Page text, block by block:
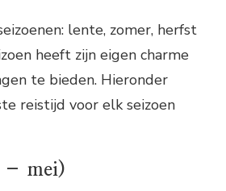
lente, zomer, herfst
heeft zijn eigen charme
te bieden. Hieronder
reistijd voor elk seizoen
– mei)